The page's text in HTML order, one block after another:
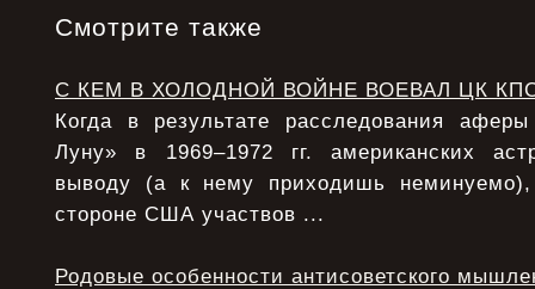
Смотрите также
С КЕМ В ХОЛОДНОЙ ВОЙНЕ ВОЕВАЛ ЦК
Когда в результате расследования
Луну» в 1969–1972 гг. американских
выводу (а к нему приходишь
стороне США участвов ...
Родовые особенности антисоветского